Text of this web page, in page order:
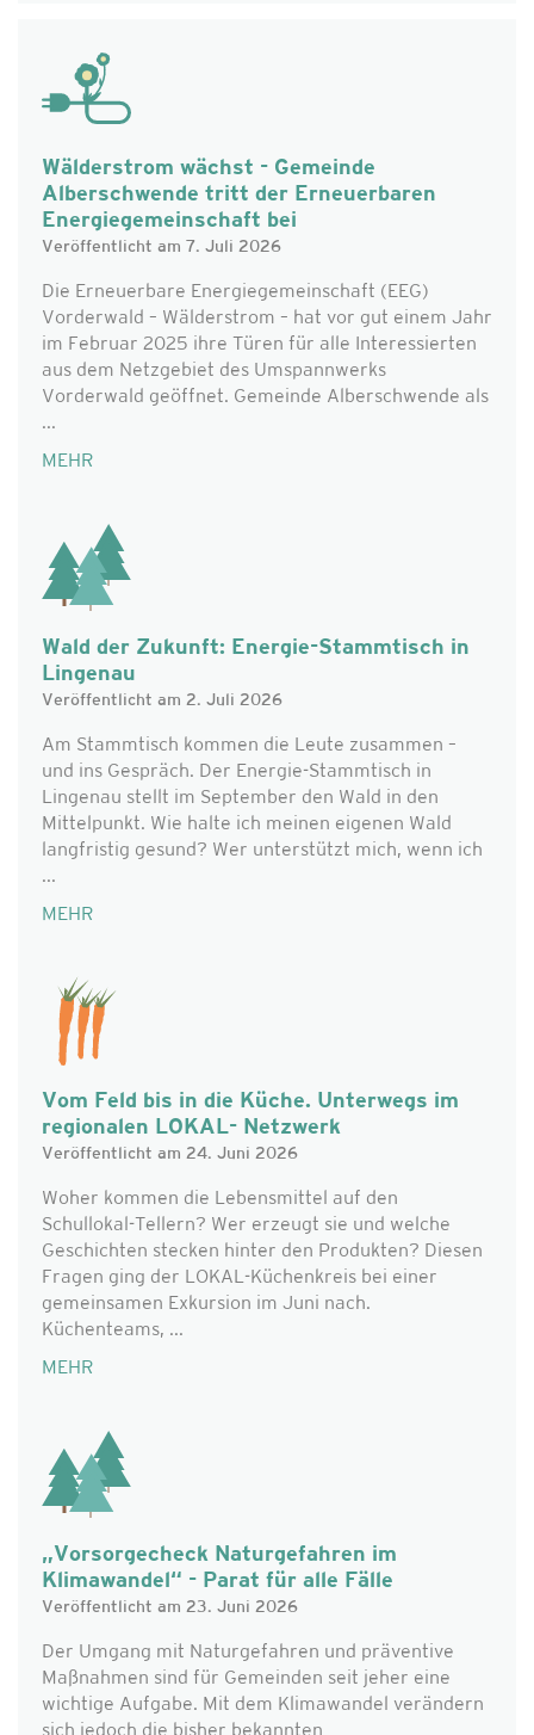
Wälderstrom wächst - Gemeinde
Alberschwende tritt der Erneuerbaren
Energiegemeinschaft bei
Veröffentlicht am 7. Juli 2026
Die Erneuerbare Energiegemeinschaft (EEG)
Vorderwald – Wälderstrom – hat vor gut einem Jahr
im Februar 2025 ihre Türen für alle Interessierten
aus dem Netzgebiet des Umspannwerks
Vorderwald geöffnet. Gemeinde Alberschwende als
...
MEHR
Wald der Zukunft: Energie-Stammtisch in
Lingenau
Veröffentlicht am 2. Juli 2026
Am Stammtisch kommen die Leute zusammen –
und ins Gespräch. Der Energie-Stammtisch in
Lingenau stellt im September den Wald in den
Mittelpunkt. Wie halte ich meinen eigenen Wald
langfristig gesund? Wer unterstützt mich, wenn ich
...
MEHR
Vom Feld bis in die Küche. Unterwegs im
regionalen LOKAL- Netzwerk
Veröffentlicht am 24. Juni 2026
Woher kommen die Lebensmittel auf den
Schullokal-Tellern? Wer erzeugt sie und welche
Geschichten stecken hinter den Produkten? Diesen
Fragen ging der LOKAL-Küchenkreis bei einer
gemeinsamen Exkursion im Juni nach.
Küchenteams, ...
MEHR
„Vorsorgecheck Naturgefahren im
Klimawandel“ - Parat für alle Fälle
Veröffentlicht am 23. Juni 2026
Der Umgang mit Naturgefahren und präventive
Maßnahmen sind für Gemeinden seit jeher eine
wichtige Aufgabe. Mit dem Klimawandel verändern